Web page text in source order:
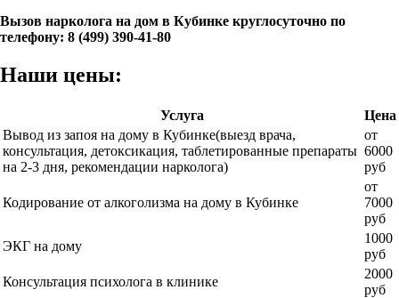
Вызов нарколога на дом в Кубинке круглосуточно по
телефону: 8 (499) 390-41-80
Наши цены:
Услуга
Цена
Вывод из запоя на дому в Кубинке(выезд врача,
консультация, детоксикация, таблетированные препараты
на 2-3 дня, рекомендации нарколога)
от
6000
руб
Кодирование от алкоголизма на дому в Кубинке
от
7000
руб
ЭКГ на дому
1000
руб
Консультация психолога в клинике
2000
руб